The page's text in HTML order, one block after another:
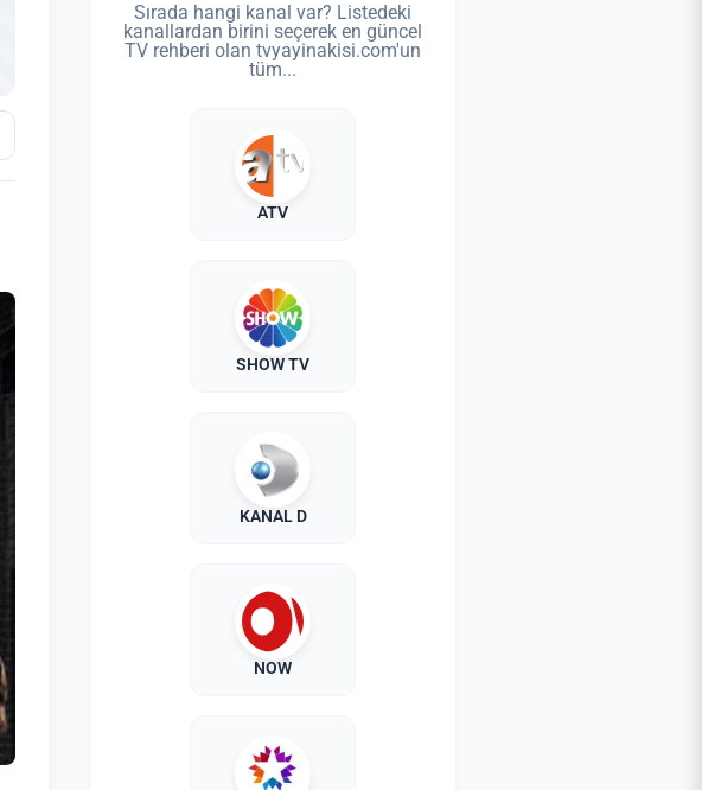
Sırada hangi kanal var? Listedeki
kanallardan birini seçerek en güncel
TV rehberi olan tvyayinakisi.com'un
tüm...
ATV
SHOW TV
KANAL D
NOW